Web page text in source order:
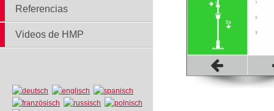
Referencias
Videos de HMP